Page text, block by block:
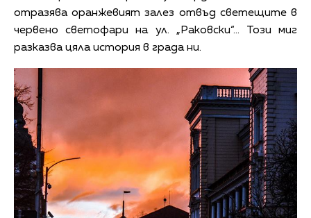
отразява оранжевият залез отвъд светещите в
червено светофари на ул. „Раковски“… Този миг
разказва цяла история в града ни.